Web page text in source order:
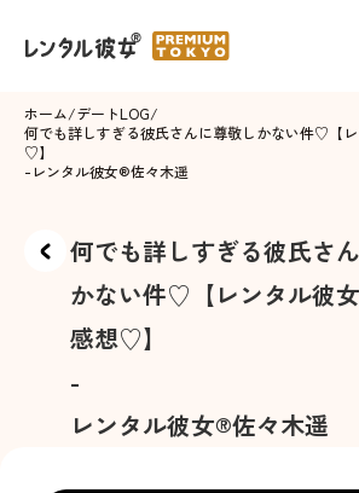
ホーム/デートLOG/
何でも詳しすぎる彼氏さんに尊敬しかない件♡【
♡】
-レンタル彼女®佐々木遥
何でも詳しすぎる彼氏さ
かない件♡【レンタル彼
感想♡】
-
レンタル彼女®佐々木遥